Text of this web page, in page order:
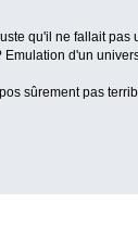
qu'il ne fallait
d'un
sûrement pas